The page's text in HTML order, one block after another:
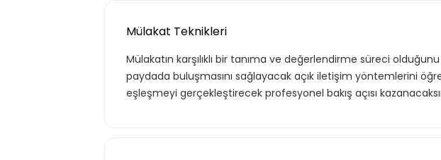
Mülakat Teknikleri
Mülakatın karşılıklı bir tanıma ve değerlendirme süreci
paydada buluşmasını sağlayacak açık iletişim yöntemlerini
eşleşmeyi gerçekleştirecek profesyonel bakış açısı